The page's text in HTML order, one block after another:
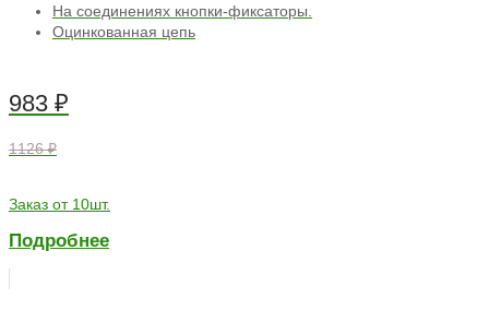
На соединениях кнопки-фиксаторы.
Оцинкованная цепь
983 ₽
1126 ₽
Заказ от 10шт.
Подробнее